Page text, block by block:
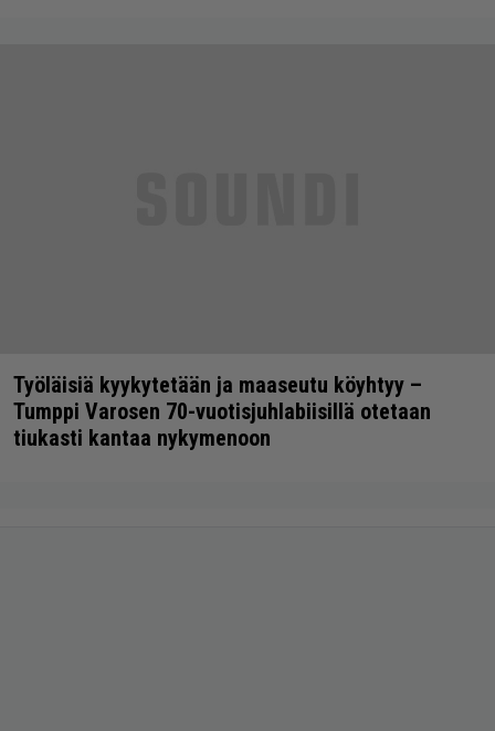
Työläisiä kyykytetään ja maaseutu köyhtyy –
Tumppi Varosen 70-vuotisjuhlabiisillä otetaan
tiukasti kantaa nykymenoon